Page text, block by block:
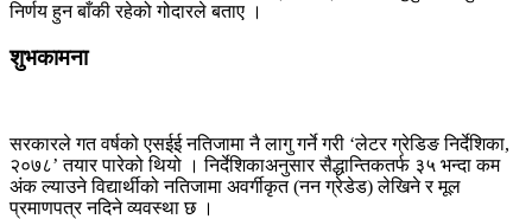
निर्णय हुन बाँकी रहेको गोदारले बताए ।
शुभकामना
सरकारले गत वर्षको एसईई नतिजामा नै लागु गर्ने गरी ‘लेटर ग्रेडिङ निर्देशिका,
२०७८’ तयार पारेको थियो । निर्देशिकाअनुसार सैद्धान्तिकतर्फ ३५ भन्दा कम
अंक ल्याउने विद्यार्थीको नतिजामा अवर्गीकृत (नन ग्रेडेड) लेखिने र मूल
प्रमाणपत्र नदिने व्यवस्था छ ।